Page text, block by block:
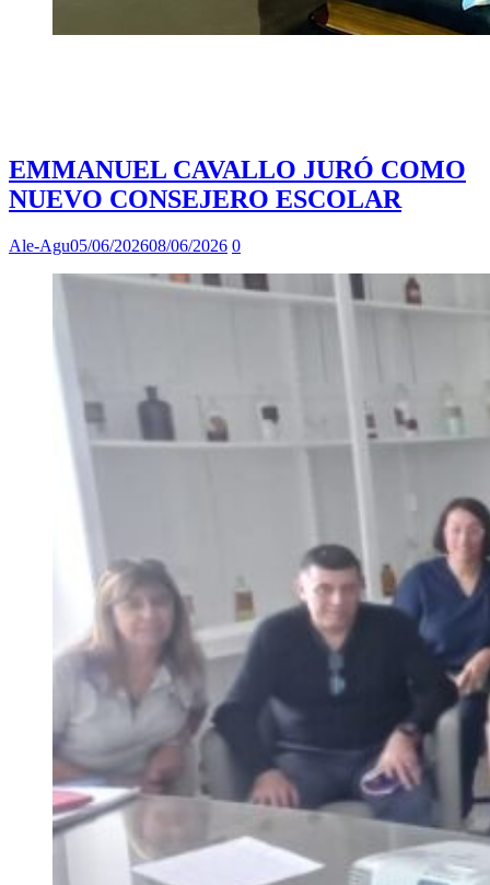
EMMANUEL CAVALLO JURÓ COMO
NUEVO CONSEJERO ESCOLAR
Ale-Agu05/06/202608/06/2026 0